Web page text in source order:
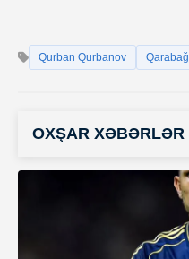
Qurban Qurbanov Qarabağ
OXŞAR XƏBƏRLƏR